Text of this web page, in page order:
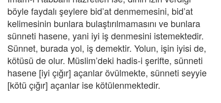
böyle faydalı şeylere bid’at denmemesini, bid’at
kelimesinin bunlara bulaştırılmamasını ve bunlara
sünneti hasene, yani iyi iş denmesini istemektedir.
Sünnet, burada yol, iş demektir. Yolun, işin iyisi de,
kötüsü de olur. Müslim’deki hadis-i şerifte, sünneti
hasene [iyi çığır] açanlar övülmekte, sünneti seyyie
[kötü çığır] açanlar ise kötülenmektedir.